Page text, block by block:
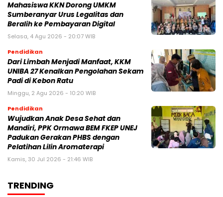
Mahasiswa KKN Dorong UMKM
Sumberanyar Urus Legalitas dan
Beralih ke Pembayaran Digital
Selasa, 4 Agu 2026 - 20:07 WIB
Pendidikan
Dari Limbah Menjadi Manfaat, KKM
UNIBA 27 Kenalkan Pengolahan Sekam
Padi di Kebon Ratu
Minggu, 2 Agu 2026 - 10:20 WIB
Pendidikan
Wujudkan Anak Desa Sehat dan
Mandiri, PPK Ormawa BEM FKEP UNEJ
Padukan Gerakan PHBS dengan
Pelatihan Lilin Aromaterapi
Kamis, 30 Jul 2026 - 21:46 WIB
TRENDING